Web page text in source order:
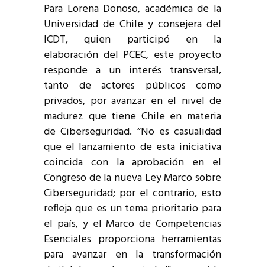
Para Lorena Donoso, académica de la
Universidad de Chile y consejera del
ICDT, quien participó en la
elaboración del PCEC, este proyecto
responde a un interés transversal,
tanto de actores públicos como
privados, por avanzar en el nivel de
madurez que tiene Chile en materia
de Ciberseguridad. “No es casualidad
que el lanzamiento de esta iniciativa
coincida con la aprobación en el
Congreso de la nueva Ley Marco sobre
Ciberseguridad; por el contrario, esto
refleja que es un tema prioritario para
el país, y el Marco de Competencias
Esenciales proporciona herramientas
para avanzar en la transformación